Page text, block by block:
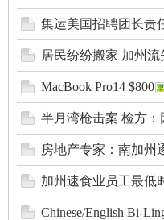
集运美国招聘团长责
居民纷纷搬家 加州
MacBook Pro14 $800
半月湾枪击案 检方：
房地产专家：南加州
加州速食业员工最低
Chinese/English Bi-